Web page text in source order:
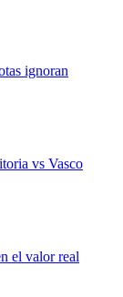
ignoran
vs Vasco
el valor real